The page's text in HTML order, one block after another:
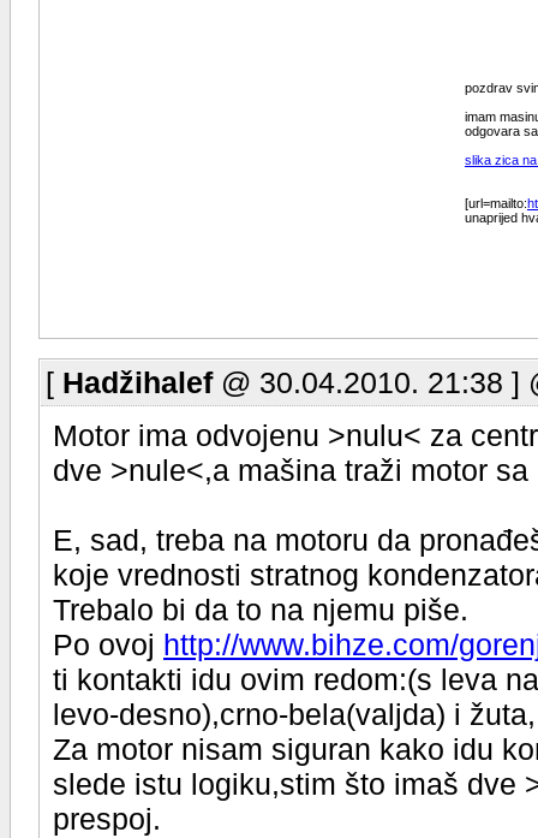
pozdrav
imam
odgovara
slika zica
[url=mailto:
unaprijed
[ Hadžihalef@ 30.04.2010. 21:38 ]
Motor ima odvojenu >nulu< za
dve >nule<,a mašina traži motor
E, sad, treba na motoru da
koje vrednosti stratnog
Trebalo bi da to na njemu piše.
Po ovoj http://www.bihze.com/
ti kontakti idu ovim redom:(s leva
levo-desno),crno-bela(valjda) i
Za motor nisam siguran kako idu
slede istu logiku,stim što imaš dve
prespoj.